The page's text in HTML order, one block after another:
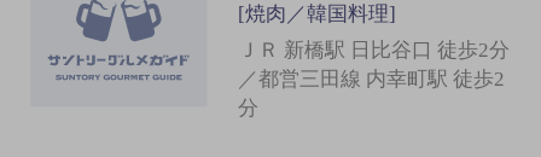
[焼肉／韓国料理]
ＪＲ 新橋駅 日比谷口 徒歩2分
／都営三田線 内幸町駅 徒歩2
分